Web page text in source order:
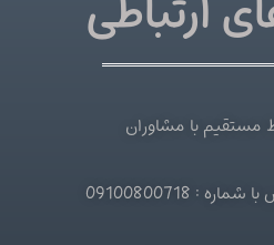
مستقیم با مشاوران
: 09100800718